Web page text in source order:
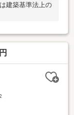
建築基準法上の
2